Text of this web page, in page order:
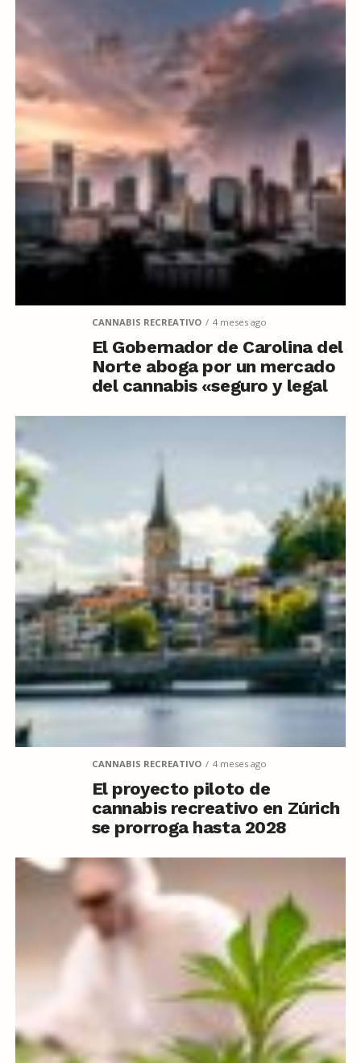
CANNABIS RECREATIVO 4 meses ago
El Gobernador de Carolina del
Norte aboga por un mercado
del cannabis «seguro y legal
CANNABIS RECREATIVO 4 meses ago
El proyecto piloto de
cannabis recreativo en Zúrich
se prorroga hasta 2028